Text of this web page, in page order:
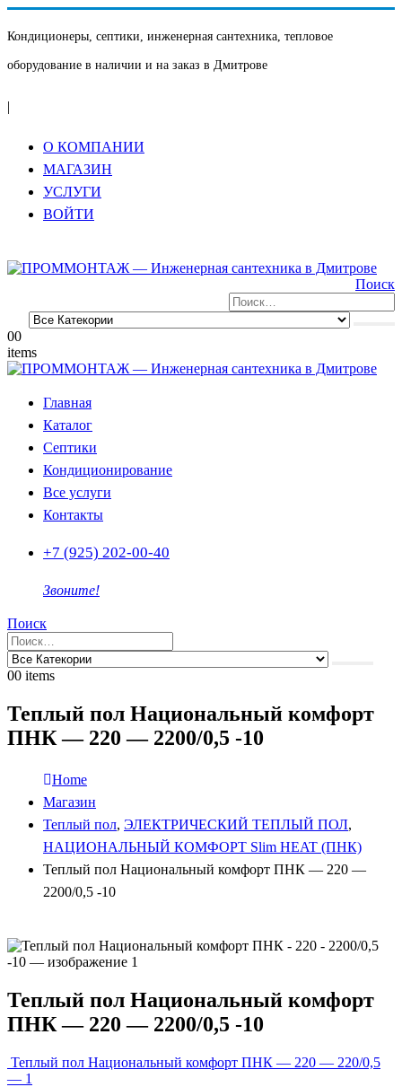
Кондиционеры, септики, инженерная сантехника, тепловое
оборудование в наличии и на заказ в Дмитрове
|
О КОМПАНИИ
МАГАЗИН
УСЛУГИ
ВОЙТИ
Поиск
00
items
Главная
Каталог
Септики
Кондиционирование
Все услуги
Контакты
+7 (925) 202-00-40
Звоните!
Поиск
00 items
Теплый пол Национальный комфорт
ПНК — 220 — 2200/0,5 -10
Home
Магазин
Теплый пол, ЭЛЕКТРИЧЕСКИЙ ТЕПЛЫЙ ПОЛ,
НАЦИОНАЛЬНЫЙ КОМФОРТ Slim HEAT (ПНК)
Теплый пол Национальный комфорт ПНК — 220 —
2200/0,5 -10
Теплый пол Национальный комфорт
ПНК — 220 — 2200/0,5 -10
Теплый пол Национальный комфорт ПНК — 220 — 220/0,5
— 1